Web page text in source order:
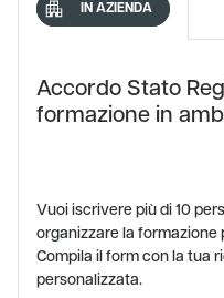
IN AZIENDA
Accordo Stato
formazione in
Vuoi iscrivere più di 10
organizzare la formazione
Compila il form con la tua
personalizzata.